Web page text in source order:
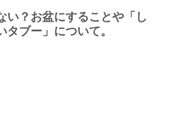
い？お盆にすることや「し
タブー」について。